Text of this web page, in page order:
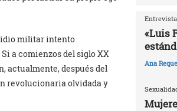
militar intento
a comienzos del siglo XX
actualmente, después del
revolucionaria olvidada y
«Luis
Ana